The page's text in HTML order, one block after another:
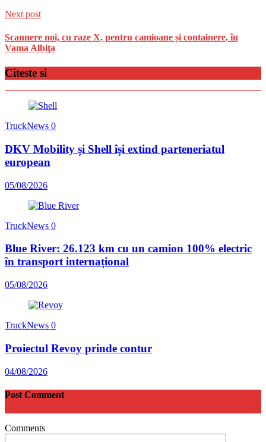
Next post
Scannere noi, cu raze X, pentru camioane și containere, în
Vama Albiţa
Citeste si
TruckNews 0
DKV Mobility și Shell își extind parteneriatul
european
05/08/2026
TruckNews 0
Blue River: 26.123 km cu un camion 100% electric
în transport internațional
05/08/2026
TruckNews 0
Proiectul Revoy prinde contur
04/08/2026
Post Comment
Comments